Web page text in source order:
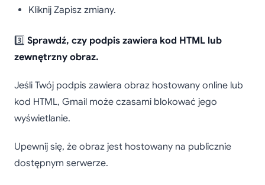
Kliknij Zapisz zmiany.
3️⃣ Sprawdź, czy podpis zawiera kod HTML lub
zewnętrzny obraz.
Jeśli Twój podpis zawiera obraz hostowany online lub
kod HTML, Gmail może czasami blokować jego
wyświetlanie.
Upewnij się, że obraz jest hostowany na publicznie
dostępnym serwerze.